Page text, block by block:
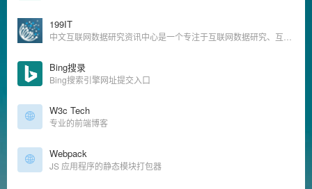
199IT
Bing搜录
Bing搜索引擎网址提交入口
W3c Tech
专业的前端博客
Webpack
JS 应用程序的静态模块打包器